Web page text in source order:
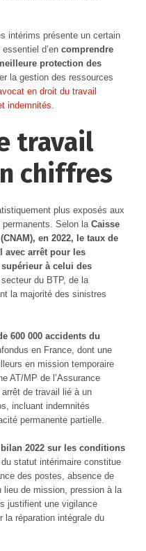
intérims présente un certain
d’en comprendre
protection des
la gestion des ressources
en droit du travail
indemnités
travail
chiffres
plus exposés aux
Selon la Caisse
en 2022, le taux de
avec arrêt pour les
à celui des
secteur du BTP, de la
la majorité des sinistres
600 000 accidents du
en France, dont une
en mission temporaire
AT/MP de l’Assurance
arrêt de travail lié à un
incluant indemnités
permanente partielle.
2022 sur les conditions
du statut intérimaire constitue
des postes, absence de
de mission, pression à la
justifient une vigilance
la réparation intégrale du